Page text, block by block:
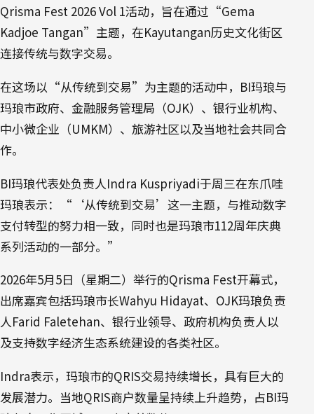
Qrisma Fest 2026 Vol 1活动，旨在通过“Gema
Kadjoe Tangan”主题，在Kayutangan历史文化街区
连接传统与数字交易。
在这场以“从传统到交易”为主题的活动中，BI玛琅与
玛琅市政府、金融服务管理局（OJK）、银行业机构、
中小微企业（UMKM）、旅游社区以及当地社会共同合
作。
BI玛琅代表处负责人Indra Kuspriyadi于周三在东爪哇
玛琅表示：“‘从传统到交易’这一主题，与推动数字
支付转型的努力相一致，同时也是玛琅市112周年庆典
系列活动的一部分。”
2026年5月5日（星期二）举行的Qrisma Fest开幕式，
出席嘉宾包括玛琅市长Wahyu Hidayat、OJK玛琅负责
人Farid Faletehan、银行业领导、政府机构负责人以
及支持数字经济生态系统建设的各类社区。
Indra表示，玛琅市的QRIS交易持续增长，具有巨大的
发展潜力。当地QRIS商户数量呈持续上升趋势，占BI玛